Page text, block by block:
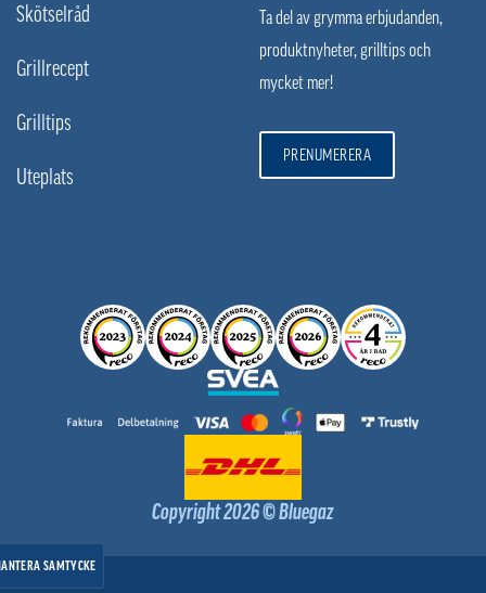
Skötselråd
Grillrecept
Grilltips
Uteplats
Ta del av grymma erbjudanden,
produktnyheter, grilltips och
mycket mer!
PRENUMERERA
Copyright 2026 © Bluegaz
SAMTYCKE